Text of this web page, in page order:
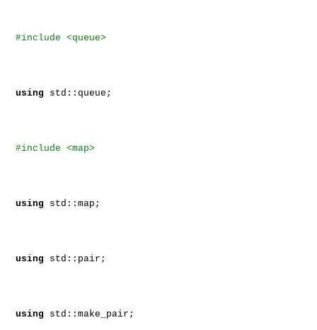
#include <queue>
using std::queue;
#include <map>
using std::map;
using std::pair;
using std::make_pair;